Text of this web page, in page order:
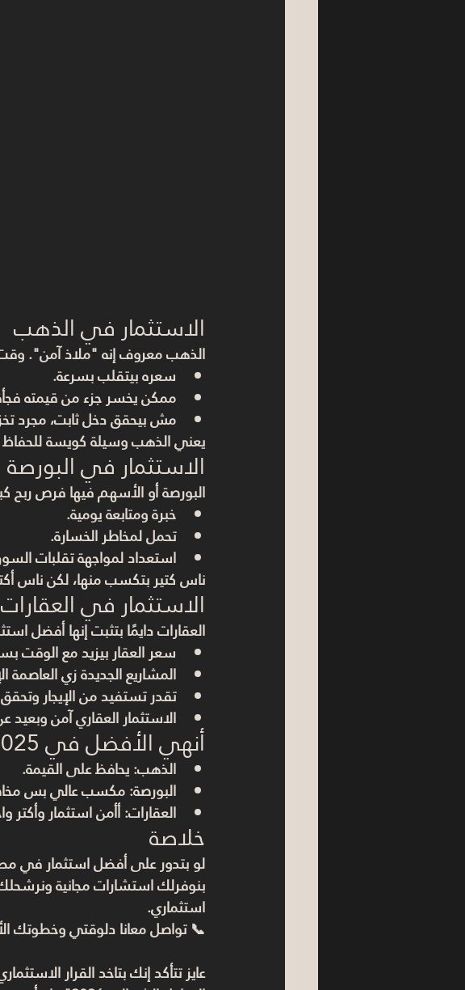
الاستثمار في الذهب
الذهب معروف إنه "ملاذ آمن".
سعره بيتقلب بسرعة.
ممكن يخسر جزء من قيمته
مش بيحقق دخل ثابت، مجرد
يعني الذهب وسيلة كويسة
الاستثمار في البورصة
البورصة أو الأسهم فيها فرص ربح
خبرة ومتابعة يومية.
تحمل لمخاطر الخسارة.
استعداد لمواجهة تقلبات
ناس كتير بتكسب منها، لكن ناس
الاستثمار في
العقارات دايمًا بتثبت إنها أفضل
سعر العقار بيزيد مع الوقت
المشاريع الجديدة زي العاصمة
تقدر تستفيد من الإيجار
الاستثمار العقاري آمن
أنهي الأفضل في 2025؟
الذهب: يحافظ على القيمة.
البورصة: مكسب عالي بس
العقارات: أأمن استثمار
خلاصة
لو بتدور على أفضل استثمار في مصر
بنوفرلك استشارات مجانية
استثماري.
📞 تواصل معانا دلوقتي وخطوتك
عايز تتأكد إنك بتاخد القرار